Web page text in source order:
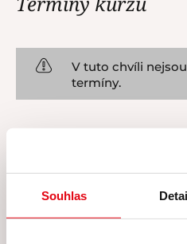
Souhlas
V tuto chvíli
termíny.
Cena všech kurzů